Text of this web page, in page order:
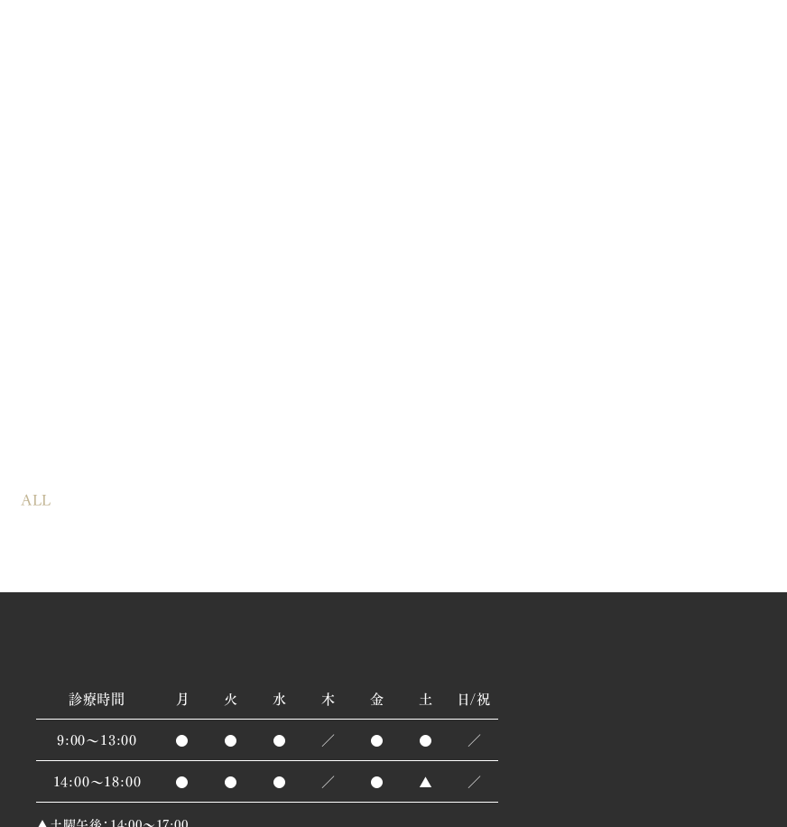
ALL
診療時間 月 火 水 木 金 土
日/祝
9:00～13:00
● ● ● ／ ● ●
／
14:00～18:00
● ● ● ／ ● ▲ ／